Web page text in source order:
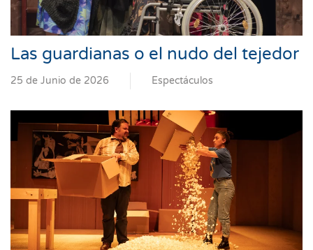
Las guardianas o el nudo del tejedor
25 de Junio de 2026 Espectáculos